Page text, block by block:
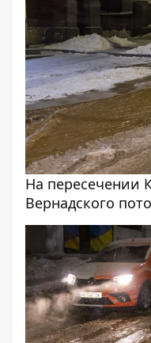
На пересечении
Вернадского